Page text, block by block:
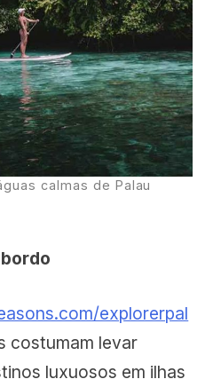
EXPLORERPALAU
calmas de Palau
explorerpal
costumam levar
luxuosos em ilhas